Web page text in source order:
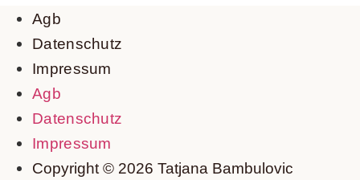
Agb
Datenschutz
Impressum
Agb
Datenschutz
Impressum
Copyright © 2026 Tatjana Bambulovic